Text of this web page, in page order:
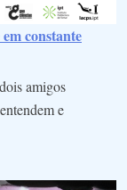
constante
amigos
e